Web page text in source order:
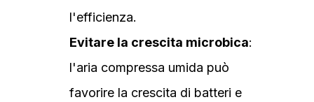
l'efficienza.
Evitare la crescita microbica:
l'aria compressa umida può
favorire la crescita di batteri e